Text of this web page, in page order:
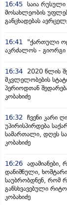
16:45 საია
მოსახლეობის
განცხადებას
16:41
"ქართული
აკრძალოს - გიორგი
16:34
2020 წლის
მკვლელობების
პერიოდთან
კობახიძე
16:32 ჩვენი კარი
უპირისპირდება
სამართალი, დღეს
კობახიძე
16:26
დანიშნული,
საუბრობდნენ, რომ
განსხვავებული
კობახიძე